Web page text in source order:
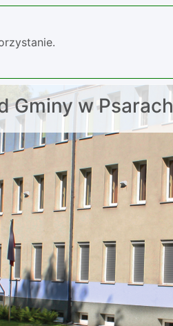
Gminy w Psarach